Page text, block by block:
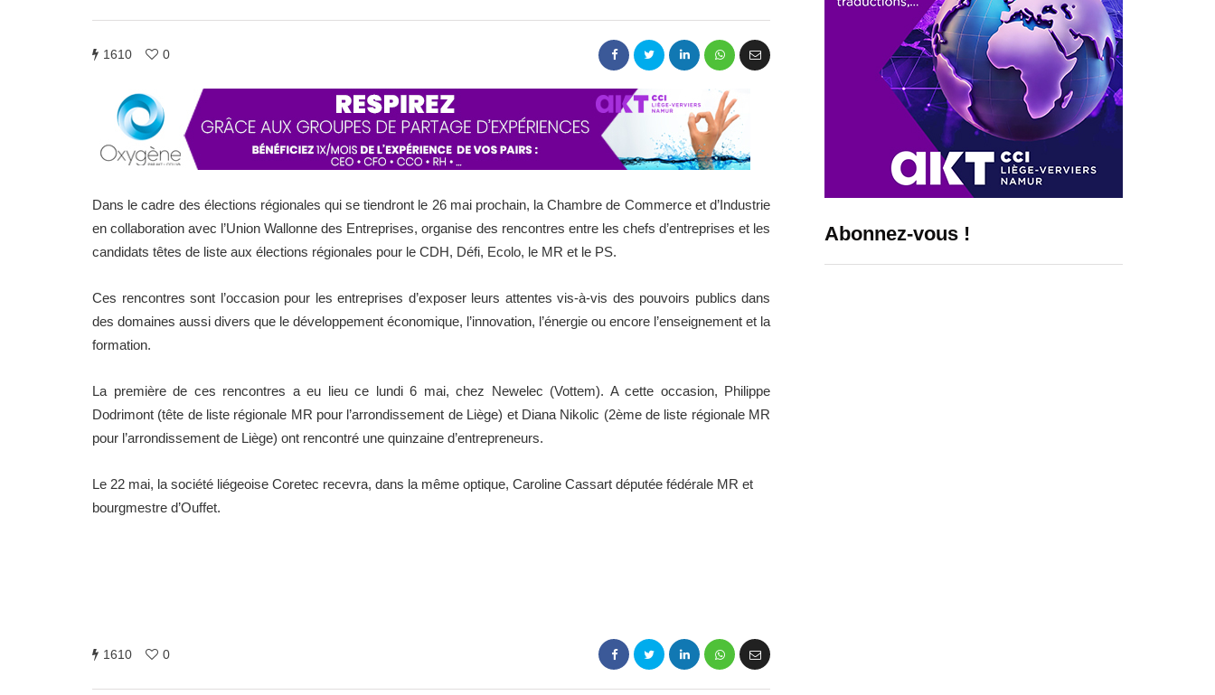
1610 0
Dans le cadre des élections régionales qui se tiendront le 26 mai prochain, la Chambre de Commerce et d’Industrie
en collaboration avec l’Union Wallonne des Entreprises, organise des rencontres entre les chefs d’entreprises et les
candidats têtes de liste aux élections régionales pour le CDH, Défi, Ecolo, le MR et le PS.
Ces rencontres sont l’occasion pour les entreprises d’exposer leurs attentes vis-à-vis des pouvoirs publics dans
des domaines aussi divers que le développement économique, l’innovation, l’énergie ou encore l’enseignement et la
formation.
La première de ces rencontres a eu lieu ce lundi 6 mai, chez Newelec (Vottem). A cette occasion, Philippe
Dodrimont (tête de liste régionale MR pour l’arrondissement de Liège) et Diana Nikolic (2ème de liste régionale MR
pour l’arrondissement de Liège) ont rencontré une quinzaine d’entrepreneurs.
Le 22 mai, la société liégeoise Coretec recevra, dans la même optique, Caroline Cassart députée fédérale MR et
bourgmestre d’Ouffet.
1610 0
Abonnez-vous !